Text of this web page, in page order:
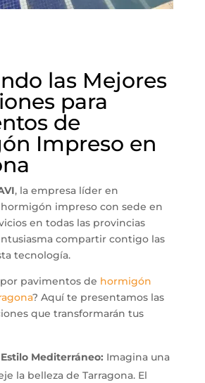
las Mejores
para
de
Impreso en
, la empresa líder en
impreso con sede en
en todas las provincias
compartir contigo las
tecnología.
pavimentos de hormigón
? Aquí te presentamos las
que transformarán tus
Mediterráneo: Imagina una
la belleza de Tarragona. El